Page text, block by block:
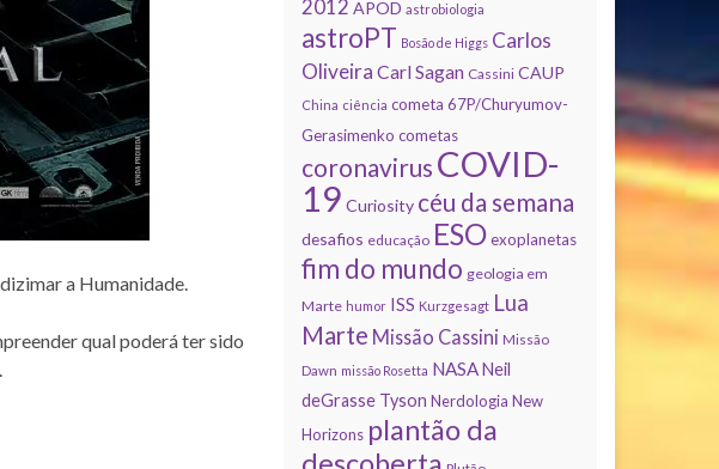
a Humanidade.
qual poderá ter sido
2012 APOD astrobiologia
astroPT Bosão de Higgs Carlos
Oliveira Carl Sagan Cassini CAUP
China ciência cometa 67P/Churyumov-
Gerasimenko cometas
coronavirus COVID-
19 Curiosity céu da semana
desafios educação ESO exoplanetas
fim do mundo geologia em
Marte humor ISS Kurzgesagt Lua
Marte Missão Cassini Missão
Dawn missão Rosetta NASA Neil
deGrasse Tyson Nerdologia New
Horizons plantão da